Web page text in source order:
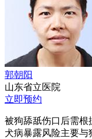
郭朝阳
山东省立医院
立即预约
被狗舔舐伤口后需根
犬病暴露风险主要与